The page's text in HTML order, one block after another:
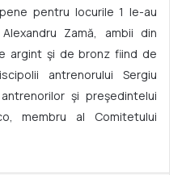
pentru locurile 1 le-au
Zamă, ambii din
argint şi de bronz fiind de
antrenorului Sergiu
şi preşedintelui
membru al Comitetului